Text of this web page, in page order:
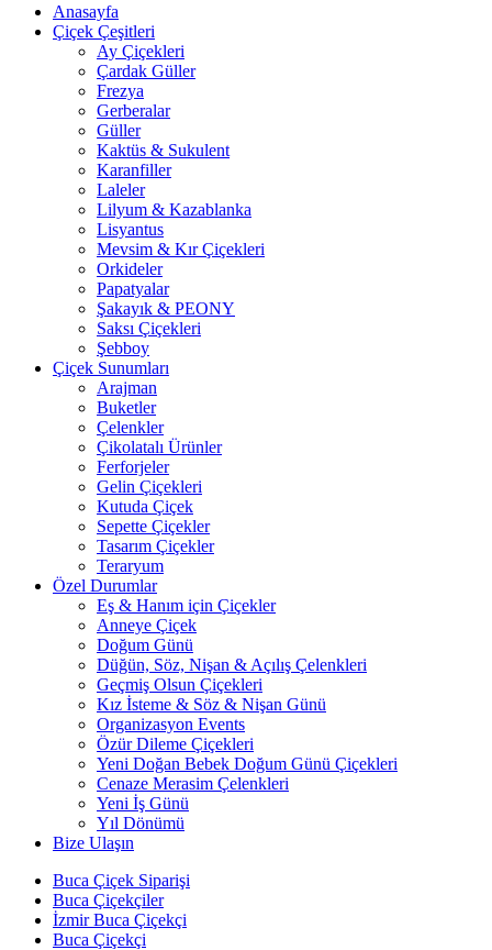
Anasayfa
Çiçek Çeşitleri
Ay Çiçekleri
Çardak Güller
Frezya
Gerberalar
Güller
Kaktüs & Sukulent
Karanfiller
Laleler
Lilyum & Kazablanka
Lisyantus
Mevsim & Kır Çiçekleri
Orkideler
Papatyalar
Şakayık & PEONY
Saksı Çiçekleri
Şebboy
Çiçek Sunumları
Arajman
Buketler
Çelenkler
Çikolatalı Ürünler
Ferforjeler
Gelin Çiçekleri
Kutuda Çiçek
Sepette Çiçekler
Tasarım Çiçekler
Teraryum
Özel Durumlar
Eş & Hanım için Çiçekler
Anneye Çiçek
Doğum Günü
Düğün, Söz, Nişan & Açılış Çelenkleri
Geçmiş Olsun Çiçekleri
Kız İsteme & Söz & Nişan Günü
Organizasyon Events
Özür Dileme Çiçekleri
Yeni Doğan Bebek Doğum Günü Çiçekleri
Cenaze Merasim Çelenkleri
Yeni İş Günü
Yıl Dönümü
Bize Ulaşın
Buca Çiçek Siparişi
Buca Çiçekçiler
İzmir Buca Çiçekçi
Buca Çiçekçi